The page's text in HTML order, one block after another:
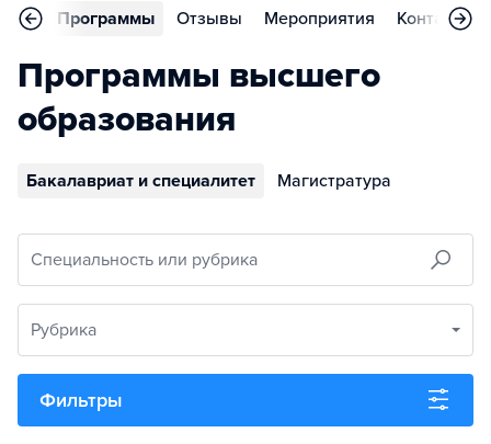
Программы Отзывы Мероприятия Контакты
Программы высшего
образования
Бакалавриат и специалитет Магистратура
Специальность или рубрика
Рубрика
Фильтры